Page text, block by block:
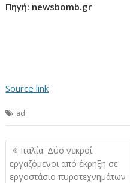
Πηγή: newsbomb.gr
Source link
ad
Πλοήγηση
άρθρων
Ιταλία: Δύο νεκροί
εργαζόμενοι από έκρηξη σε
εργοστάσιο πυροτεχνημάτων